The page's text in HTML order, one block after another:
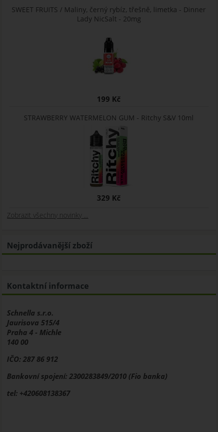
SWEET FRUITS / Maliny, černý rybíz, třešně, limetka - Dinner
Lady NicSalt - 20mg
199 Kč
STRAWBERRY WATERMELON GUM - Ritchy S&V 10ml
329 Kč
Zobrazit všechny novinky ...
Nejprodávanější zboží
Kontaktní informace
Schnella s.r.o.
Jaurisova 515/4
Praha 4 - Michle
140 00
IČO: 287 86 912
Bankovní spojení: 2300283849/2010 (Fio banka)
tel: +420608138367